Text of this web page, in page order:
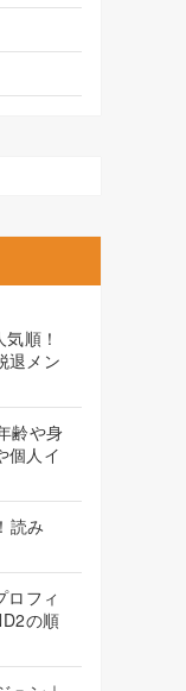
順！
退メン
齢や身
個人イ
読み
ロフィ
の順